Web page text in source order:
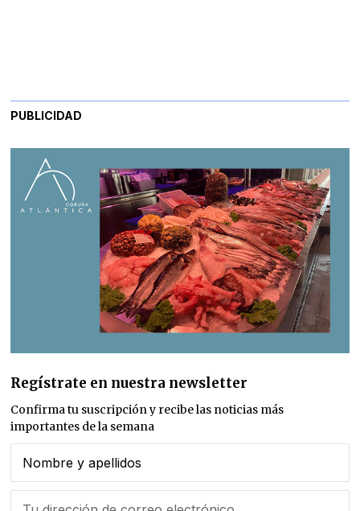
PUBLICIDAD
Regístrate en nuestra newsletter
Confirma tu suscripción y recibe las noticias más
importantes de la semana